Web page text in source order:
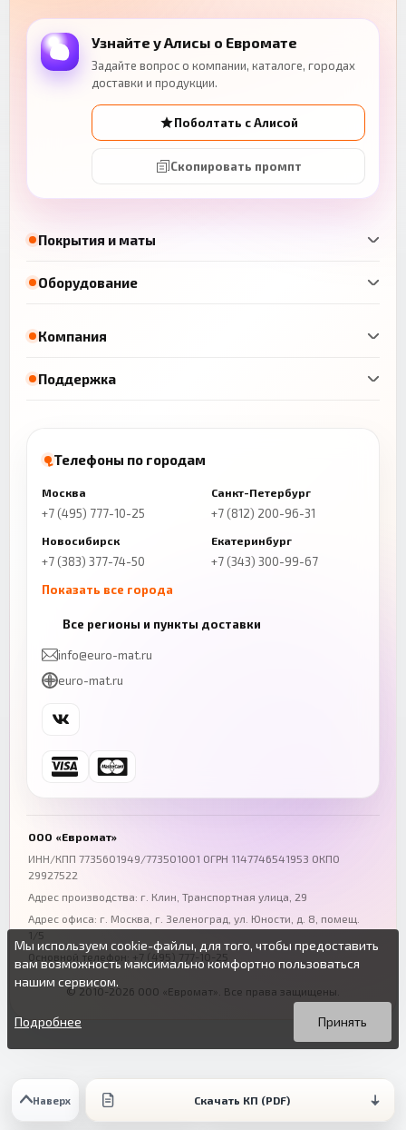
Наверх Скачать КП (PDF)
Покрытия и маты
Оборудование
Узнайте у Алисы о Евромате
Задайте вопрос о компании, каталоге, городах
доставки и продукции.
Поболтать с Алисой
Скопировать промпт
Компания
Поддержка
Телефоны по городам
Москва
+7 (495) 777-10-25
Санкт-Петербург
+7 (812) 200-96-31
Новосибирск
+7 (383) 377-74-50
Екатеринбург
+7 (343) 300-99-67
Показать все города
+7 (843) 206-01-30
Челябинск
+7 (343) 300-99-67
Ростов-на-Дону
+7 (863) 333-50-75
Волгоград
+7 (844) 261-36-12
Омск
Все регионы и пункты доставки
info@euro-mat.ru
euro-mat.ru
ООО «Евромат»
ИНН/КПП 7735601949/773501001 ОГРН 1147746541953 ОКПО
29927522
Адрес производства: г. Клин, Транспортная улица, 29
Адрес офиса: г. Москва, г. Зеленоград ул. Юности, д. 8, помещ.
1/5
Основной телефон:
+7 (495) 777-10-25
© 2010-2026 ООО «Евромат». Все права защищены.
Мы используем cookie-файлы, для того, чтобы предоставить
вам возможность максимально комфортно пользоваться
нашим сервисом.
Вы можете подробнее прочитать о cookie-файлах в открытых
источниках или изменить настройки своего браузера.
Продолжая пользоваться данным сайтом без изменения
настроек вы даете согласие на использование ваших cookie-
Принять
Подробнее